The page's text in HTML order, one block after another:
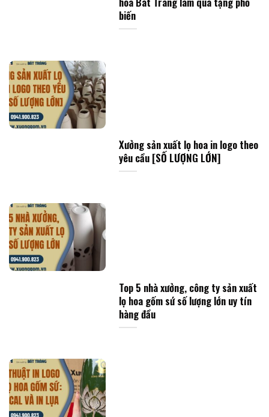
biến
Xưởng sản xuất lọ hoa in logo theo
yêu cầu [SỐ LƯỢNG LỚN]
Top 5 nhà xưởng, công ty sản xuất
lọ hoa gốm sứ số lượng lớn uy tín
hàng đầu